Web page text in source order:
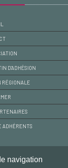
navigation
D'ADHÉSION
RÉGIONALE
ADHÉRENTS